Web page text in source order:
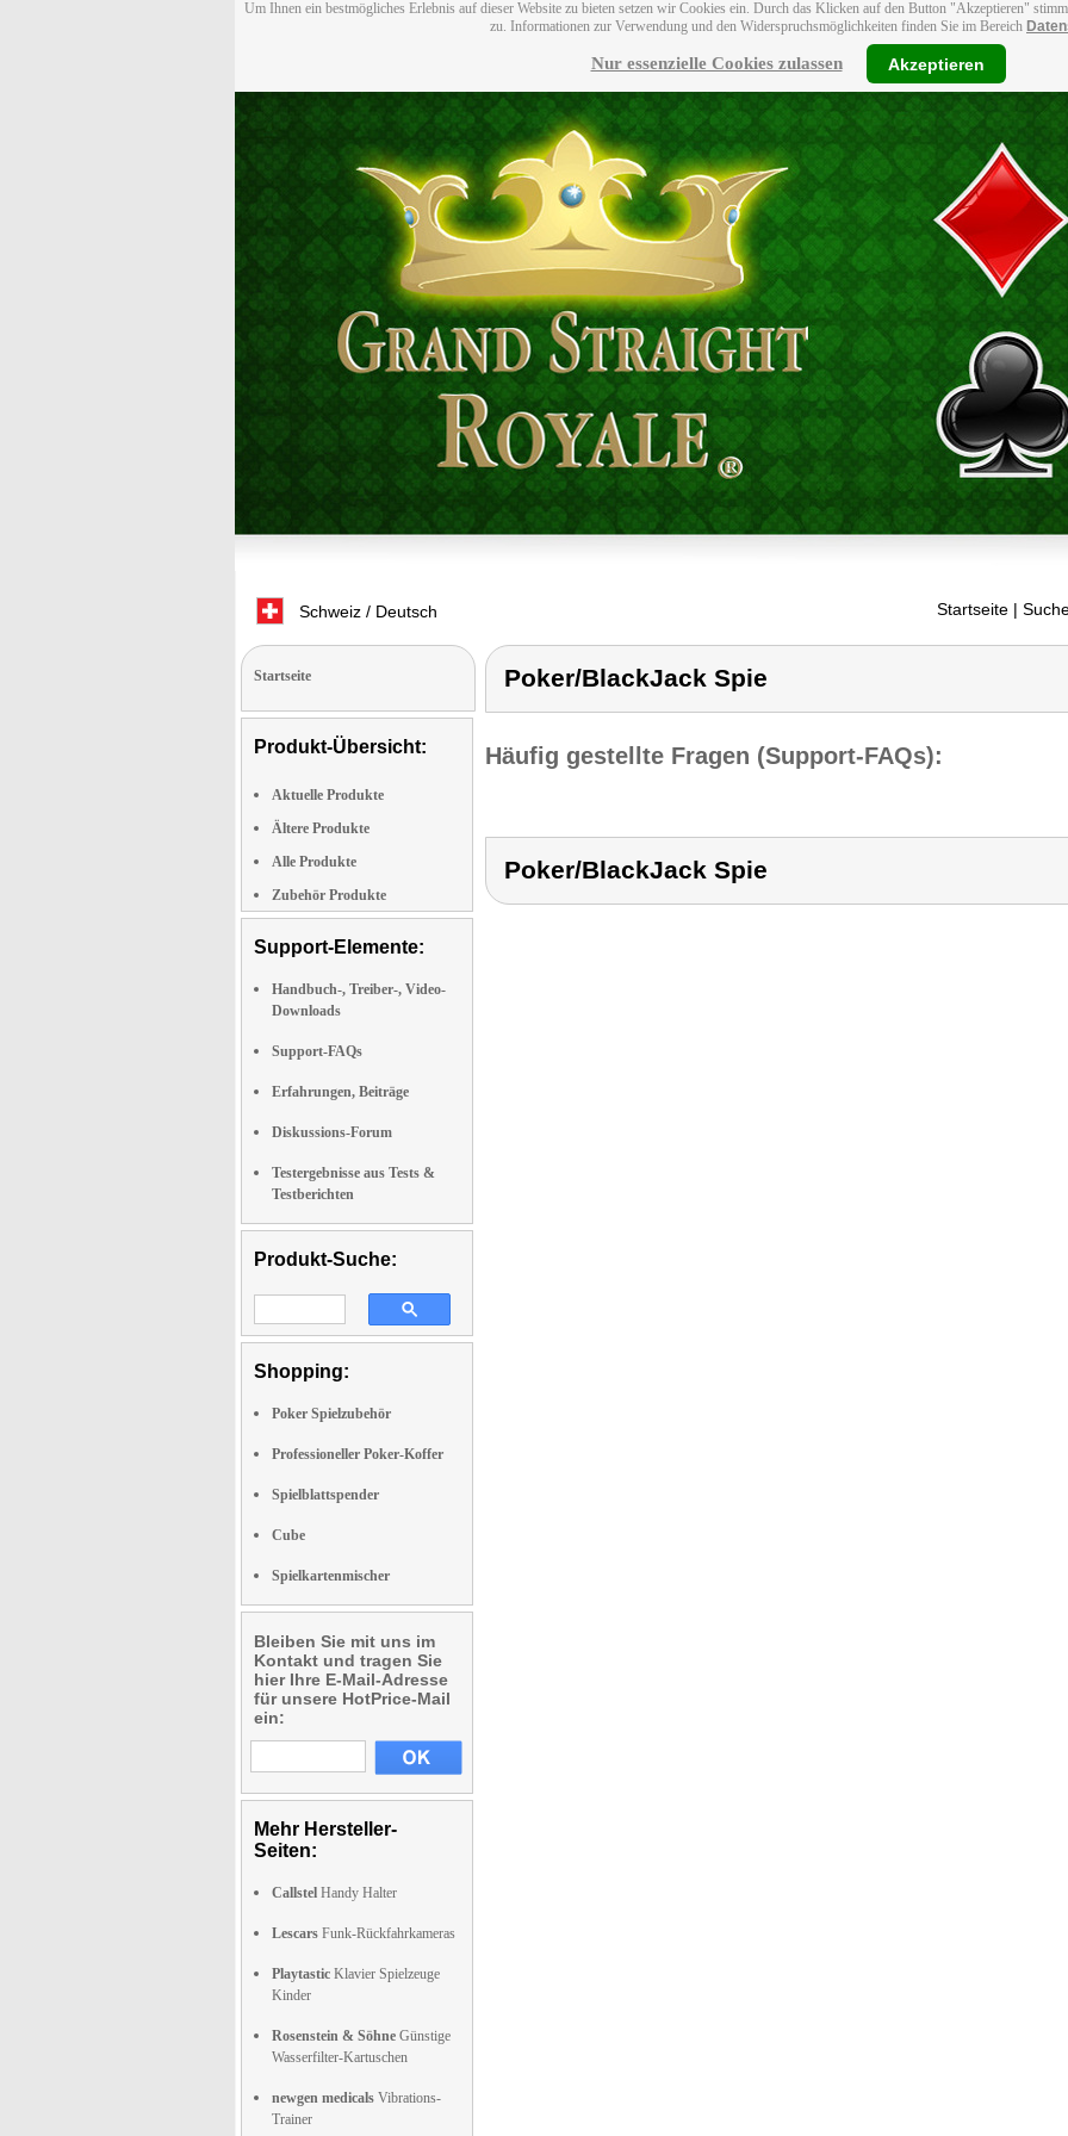
Um Ihnen ein bestmögliches Erlebnis auf dieser Website zu bieten setzen wir Cookies ein. Durch das Klicken auf den Button "Akzeptieren"
zu. Informationen zur Verwendung und den Widerspruchsmöglichkeiten finden Sie im Bereich
Nur essenzielle Cookies zulassen Akzeptieren
Schweiz / Deutsch Startseite |
Startseite
Produkt-Übersicht:
Aktuelle Produkte
Ältere Produkte
Alle Produkte
Zubehör Produkte
Support-Elemente:
Handbuch-, Treiber-, Video-
Downloads
Support-FAQs
Erfahrungen, Beiträge
Diskussions-Forum
Testergebnisse aus Tests &
Testberichten
Produkt-Suche:
Shopping:
Poker Spielzubehör
Professioneller Poker-Koffer
Spielblattspender
Cube
Spielkartenmischer
Bleiben Sie mit uns im
Kontakt und tragen Sie
hier Ihre E-Mail-Adresse
für unsere HotPrice-Mail
ein:
Mehr Hersteller-
Seiten:
Callstel Handy Halter
Lescars Funk-Rückfahrkameras
Playtastic Klavier Spielzeuge
Kinder
Rosenstein & Söhne Günstige
Wasserfilter-Kartuschen
newgen medicals Vibrations-
Trainer
Poker/BlackJack Spie
Häufig gestellte Fragen (Support-FAQs):
Poker/BlackJack Spie